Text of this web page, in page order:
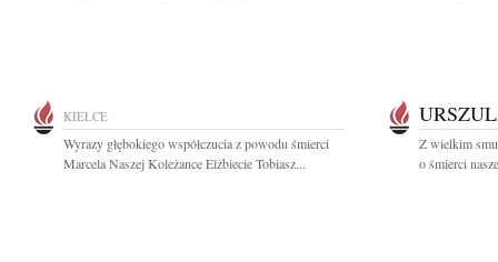
KIELCE
Wyrazy głębokiego współczucia z powodu śmierci
Marcela Naszej Koleżance Elżbiecie Tobiasz...
Z wielkim
o śmierci